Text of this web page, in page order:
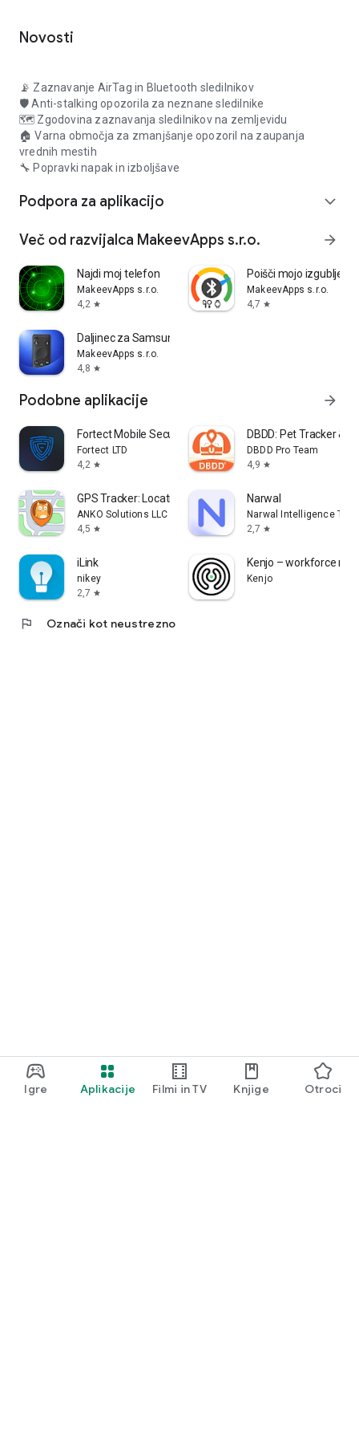
Igre Aplikacije Filmi in TV Knjige Otroci
Novosti
📡 Zaznavanje AirTag in Bluetooth sledilnikov
🛡️ Anti-stalking opozorila za neznane sledilnike
🗺️ Zgodovina zaznavanja sledilnikov na zemljevidu
🏠 Varna območja za zmanjšanje opozoril na zaupanja
vrednih mestih
🔧 Popravki napak in izboljšave
Podpora za aplikacijo expand_more
Več od razvijalca MakeevApps s.r.o. arrow_forward
Najdi moj telefon
MakeevApps s.r.o.
4,2 star
Poišči mojo izgubljeno
MakeevApps s.r.o.
4,7 star
Daljinec za Samsung TV
MakeevApps s.r.o.
4,8 star
Podobne aplikacije arrow_forward
Fortect Mobile Security
Fortect LTD
4,2 star
DBDD: Pet Tracker &
DBDD Pro Team
4,9 star
GPS Tracker: Location Tracking
ANKO Solutions LLC
4,5 star
Narwal
Narwal Intelligence
2,7 star
iLink
nikey
2,7 star
Kenjo – workforce
Kenjo
flag Označi kot neustrezno